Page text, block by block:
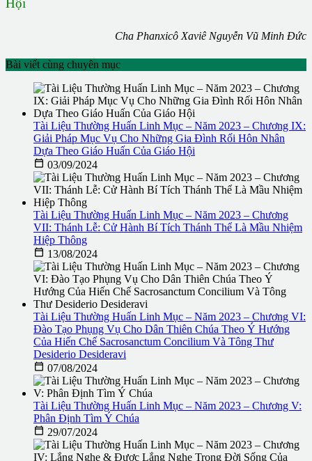
Hội
Cha Phanxicô Xaviê Nguyễn Vũ Minh Đức
Bài viết cùng chuyên mục
Tài Liệu Thường Huấn Linh Mục – Năm 2023 – Chương IX:
Giải Pháp Mục Vụ Cho Những Gia Đình Rối Hôn Nhân
Dựa Theo Giáo Huấn Của Giáo Hội
 03/09/2024
Tài Liệu Thường Huấn Linh Mục – Năm 2023 – Chương
VII: Thánh Lễ: Cử Hành Bí Tích Thánh Thể Là Mầu Nhiệm
Hiệp Thông
 13/08/2024
Tài Liệu Thường Huấn Linh Mục – Năm 2023 – Chương VI:
Đào Tạo Phụng Vụ Cho Dân Thiên Chúa Theo Ý Hướng
Của Hiến Chế Sacrosanctum Concilium Và Tông Thư
Desiderio Desideravi
 07/08/2024
Tài Liệu Thường Huấn Linh Mục – Năm 2023 – Chương V:
Phân Định Tìm Ý Chúa
 29/07/2024